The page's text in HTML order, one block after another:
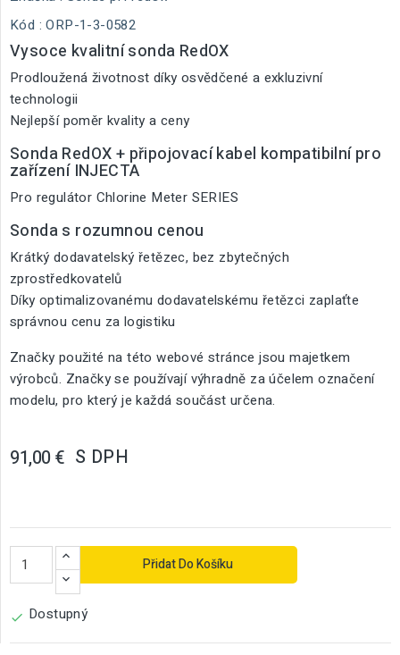
Kód : ORP-1-3-0582
Vysoce kvalitní sonda RedOX
Prodloužená životnost díky osvědčené a exkluzivní
technologii
Nejlepší poměr kvality a ceny
Sonda RedOX + připojovací kabel kompatibilní pro
zařízení INJECTA
Pro regulátor Chlorine Meter SERIES
Sonda s rozumnou cenou
Krátký dodavatelský řetězec, bez zbytečných
zprostředkovatelů
Díky optimalizovanému dodavatelskému řetězci zaplaťte
správnou cenu za logistiku
Značky použité na této webové stránce jsou majetkem
výrobců. Značky se používají výhradně za účelem označení
modelu, pro který je každá součást určena.
91,00 € S DPH
Přidat Do Košíku
 Dostupný